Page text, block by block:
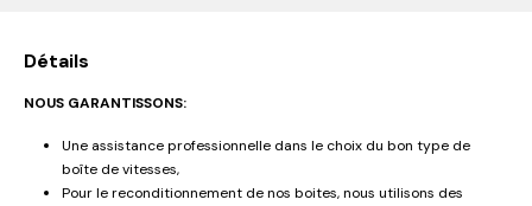
Détails
NOUS GARANTISSONS:
Une assistance professionnelle dans le choix du bon type de
boîte de vitesses,
Pour le reconditionnement de nos boites, nous utilisons des